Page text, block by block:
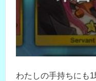
わたしの手持ちにも